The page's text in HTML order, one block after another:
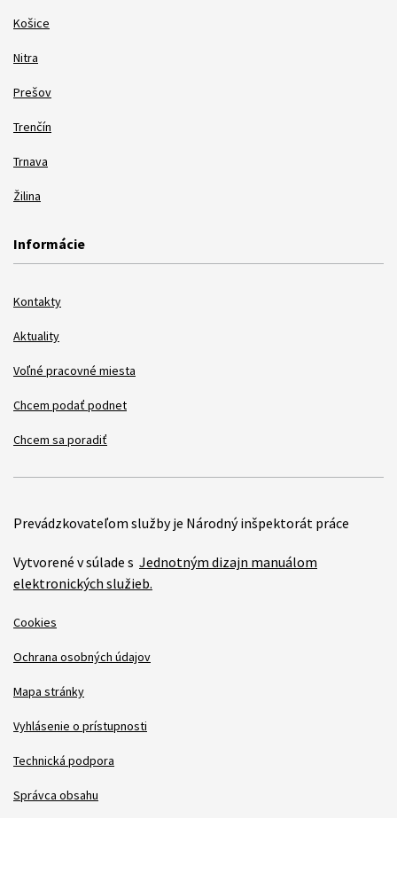
Košice
Nitra
Prešov
Trenčín
Trnava
Žilina
Informácie
Kontakty
Aktuality
Voľné pracovné miesta
Chcem podať podnet
Chcem sa poradiť
Prevádzkovateľom služby je Národný inšpektorát práce
Vytvorené v súlade s Jednotným dizajn manuálom
elektronických služieb.
Cookies
Ochrana osobných údajov
Mapa stránky
Vyhlásenie o prístupnosti
Technická podpora
Správca obsahu